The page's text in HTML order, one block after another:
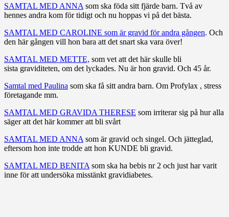
SAMTAL MED ANNA som ska föda sitt fjärde barn. Två av
hennes andra kom för tidigt och nu hoppas vi på det bästa.
SAMTAL MED CAROLINE som är gravid för andra gången. Och
den här gången vill hon bara att det snart ska vara över!
SAMTAL MED METTE, som vet att det här skulle bli
sista graviditeten, om det lyckades. Nu är hon gravid. Och 45 år.
Samtal med Paulina som ska få sitt andra barn. Om Profylax , stress
företagande mm.
SAMTAL MED GRAVIDA THERESE som irriterar sig på hur alla
säger att det här kommer att bli svårt
SAMTAL MED ANNA som är gravid och singel. Och jätteglad,
eftersom hon inte trodde att hon KUNDE bli gravid.
SAMTAL MED BENITA som ska ha bebis nr 2 och just har varit
inne för att undersöka misstänkt gravidiabetes.